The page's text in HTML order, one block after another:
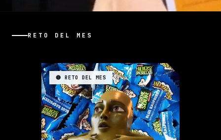
RETO DEL MES
🔴 RETO DEL MES